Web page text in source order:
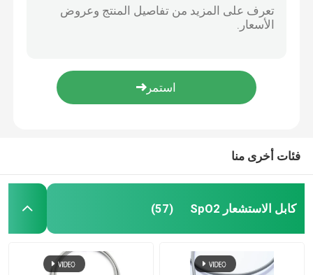
كابل هولتر ECG
NIBP الكفة
خرطوم الهواء NIBP
نيهون كوهدن إلى BB المحول IBP ضغط الدم الغازي
نيهون كوهدن إلى MX ضغط الدم الغازي IBP
فئات أخرى منا
كابل الاستشعار SpO2 (57)